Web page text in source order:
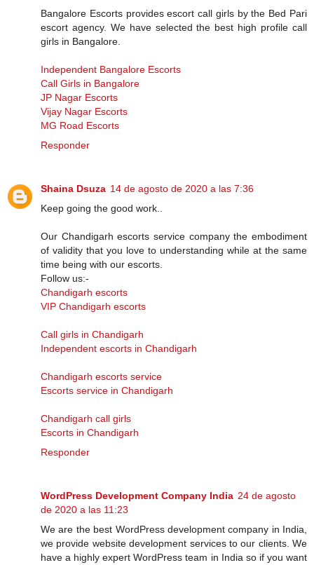
Bangalore Escorts provides escort call girls by the Bed Pari
escort agency. We have selected the best high profile call
girls in Bangalore.
Independent Bangalore Escorts
Call Girls in Bangalore
JP Nagar Escorts
Vijay Nagar Escorts
MG Road Escorts
Responder
Shaina Dsuza 14 de agosto de 2020 a las 7:36
Keep going the good work..
Our Chandigarh escorts service company the embodiment
of validity that you love to understanding while at the same
time being with our escorts.
Follow us:-
Chandigarh escorts
VIP Chandigarh escorts
Call girls in Chandigarh
Independent escorts in Chandigarh
Chandigarh escorts service
Escorts service in Chandigarh
Chandigarh call girls
Escorts in Chandigarh
Responder
WordPress Development Company India 24 de agosto
de 2020 a las 11:23
We are the best WordPress development company in India,
we provide website development services to our clients. We
have a highly expert WordPress team in India so if you want